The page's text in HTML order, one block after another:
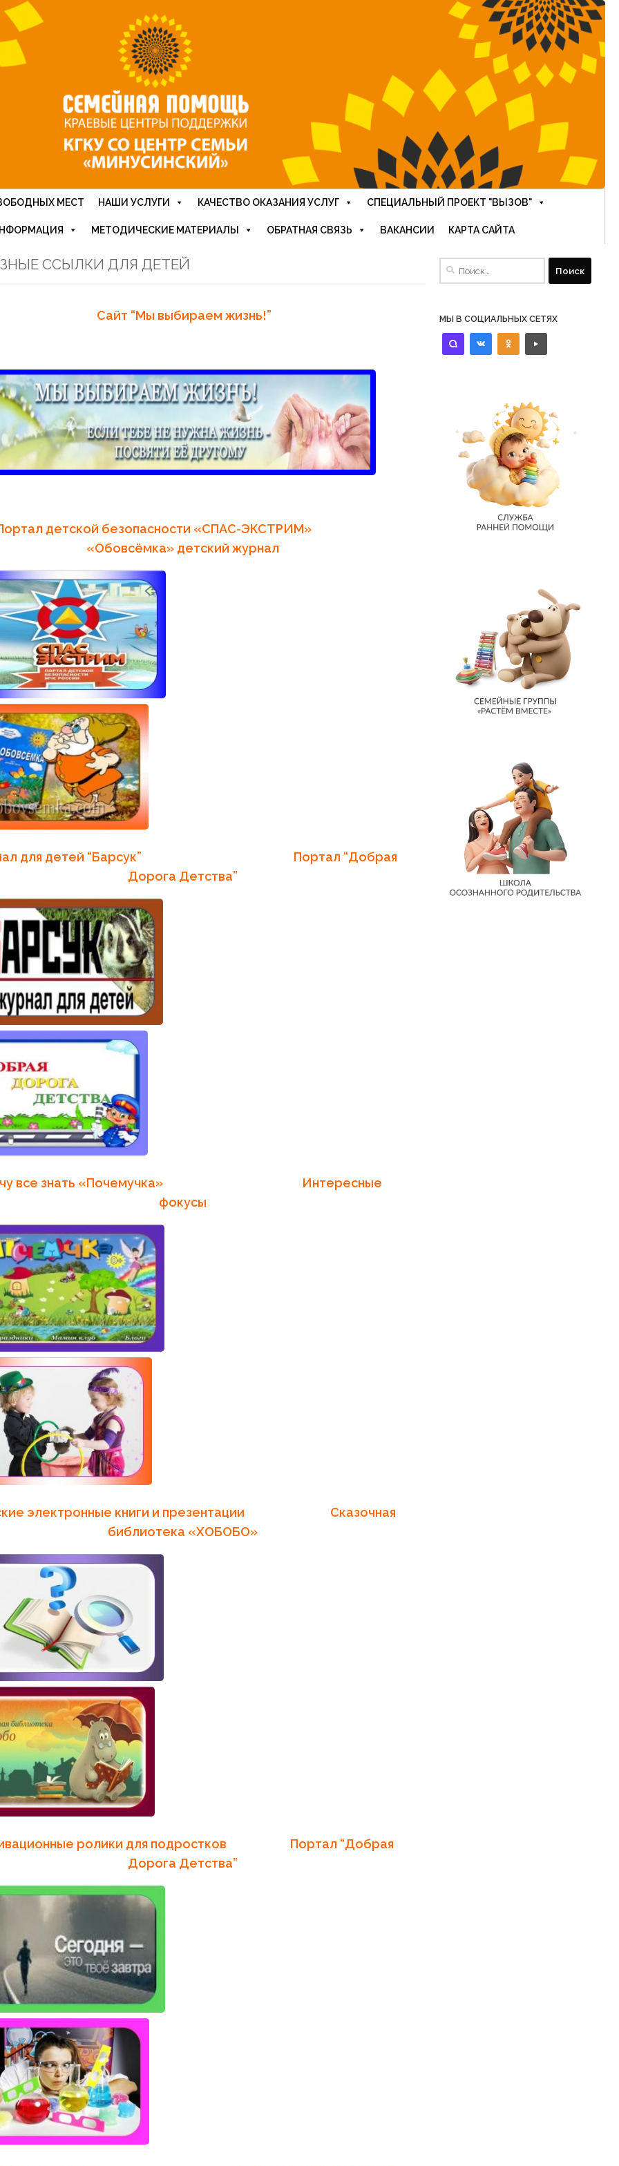
МЕСТ НАШИ УСЛУГИ КАЧЕСТВО ОКАЗАНИЯ УСЛУГ СПЕЦИАЛЬНЫЙ ПРОЕКТ "ВЫЗОВ"
МЕТОДИЧЕСКИЕ МАТЕРИАЛЫ ОБРАТНАЯ СВЯЗЬ ВАКАНСИИ КАРТА САЙТА
ССЫЛКИ ДЛЯ ДЕТЕЙ
Сайт “Мы выбираем жизнь!”
детской безопасности «СПАС-ЭКСТРИМ»
«Обовсёмка» детский журнал
для детей “Барсук” Портал “Добрая
Дорога Детства”
все знать «Почемучка»
Интересные
фокусы
электронные книги и презентации Сказочная
библиотека «ХОБОБО»
ролики для подростков
Портал “Добрая
Дорога Детства”
Найти:
МЫ В СОЦИАЛЬНЫХ СЕТЯХ
identica vkontakteodnoklassniki
controls-
play